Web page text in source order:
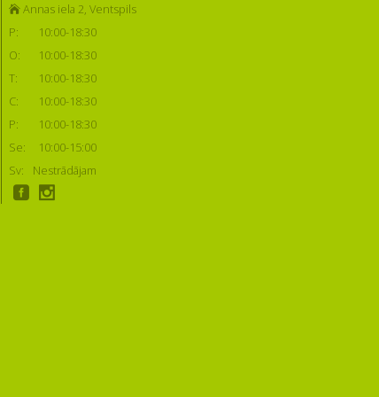
Annas iela 2, Ventspils
P:
10:00-18:30
O:
10:00-18:30
T:
10:00-18:30
C:
10:00-18:30
P:
10:00-18:30
Se:
10:00-15:00
Sv:
Nestrādājam